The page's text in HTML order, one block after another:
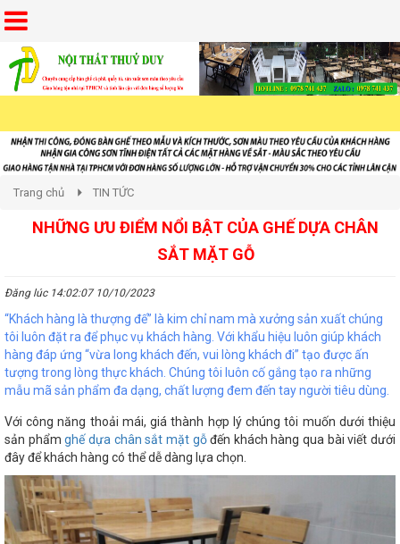
Trang chủ TIN TỨC
NHỮNG ƯU ĐIỂM NỔI BẬT CỦA GHẾ DỰA CHÂN
SẮT MẶT GỖ
Đăng lúc 14:02:07 10/10/2023
“Khách hàng là thượng đế” là kim chỉ nam mà xưởng sản xuất chúng
tôi luôn đặt ra để phục vụ khách hàng. Với khẩu hiệu luôn giúp khách
hàng đáp ứng “vừa long khách đến, vui lòng khách đi” tạo được ấn
tượng trong lòng thực khách. Chúng tôi luôn cố gắng tạo ra những
mẫu mã sản phẩm đa dạng, chất lượng đem đến tay người tiêu dùng.
Với công năng thoải mái, giá thành hợp lý chúng tôi muốn dưới thiệu
sản phẩmghế dựa chân sắt mặt gỗđến khách hàng qua bài viết dưới
đây để khách hàng có thể dễ dàng lựa chọn.